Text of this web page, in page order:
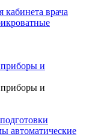
врача
приборы и
приборы и
автоматические